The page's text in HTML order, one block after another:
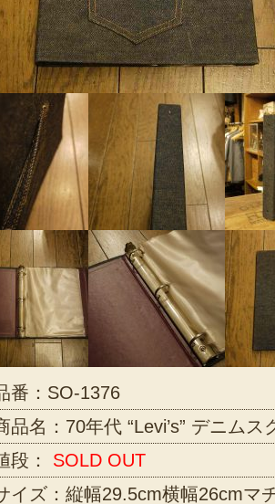
番：SO-1376
品名：70年代 “Levi’s” デニム
段： SOLD OUT
イズ：縦幅29.5cm横幅26cmマ